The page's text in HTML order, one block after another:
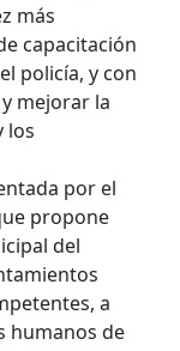
más
capacitación
policía, y con
mejorar la
los
por el
propone
del
a
humanos de